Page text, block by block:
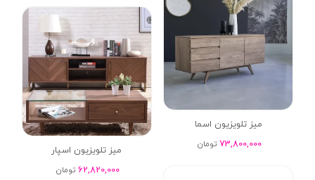
میز تلویزیون اسما
73,800,000 تومان
میز تلویزیون اسپار
62,820,000 تومان